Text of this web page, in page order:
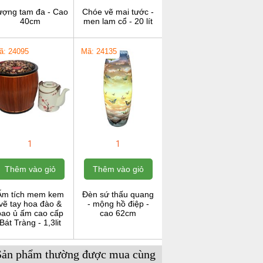
tam đa - Cao
40cm
Chóe vẽ mai tước -
men lam cổ - 20 lít
24095
1
Thêm vào giỏ
tích mem kem
tay hoa đào &
ủ ấm cao cấp
Tràng - 1,3lit
Mã: 24135
1
Thêm vào giỏ
Đèn sứ thấu quang
- mộng hồ điệp -
cao 62cm
phẩm thường được mua cùng